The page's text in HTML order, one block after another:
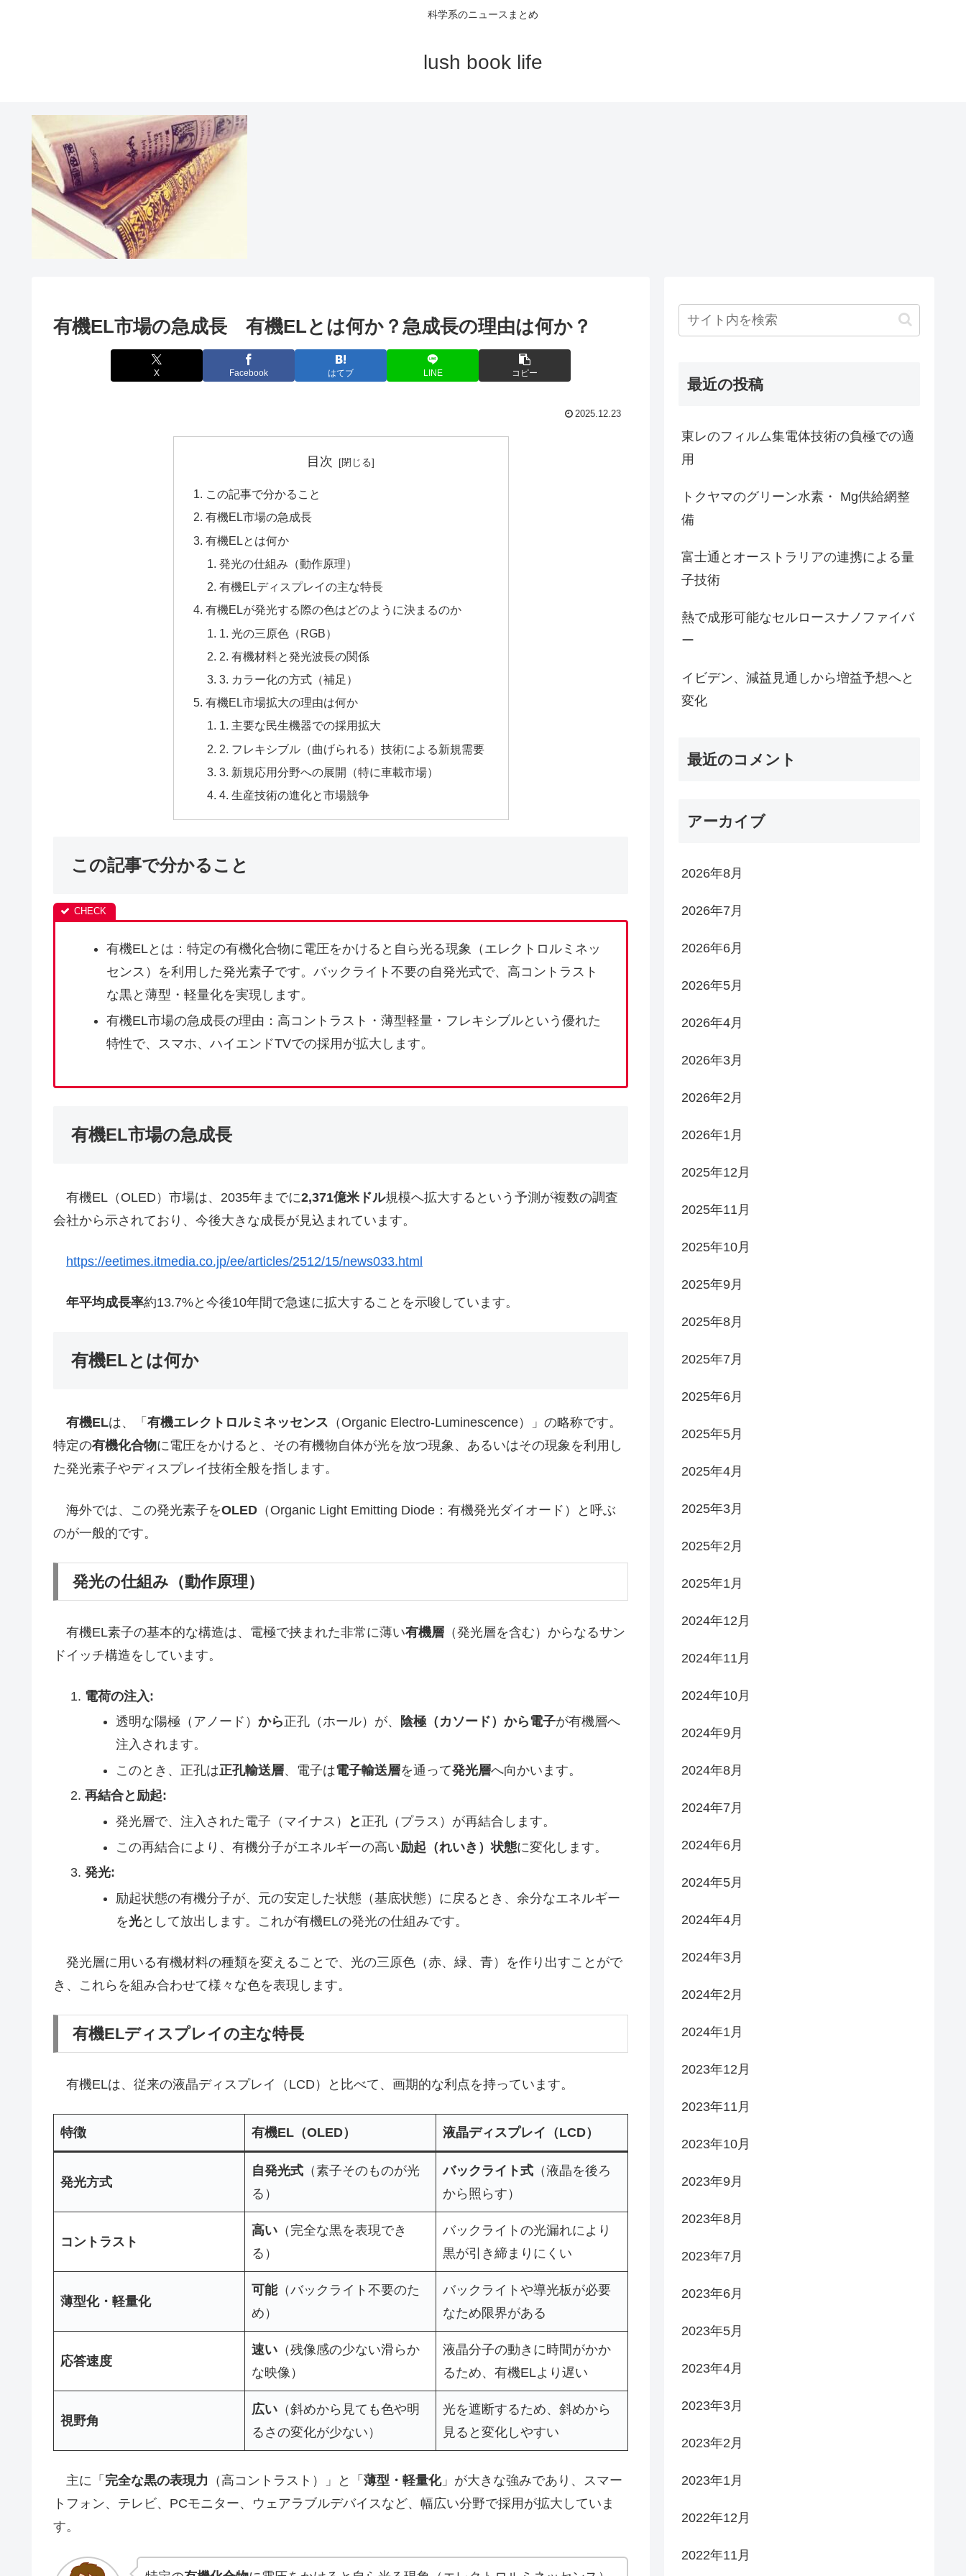
科学系のニュースまとめ
lush book life
有機EL市場の急成長 有機ELとは何か？急成長の理由は何か？
X Facebook はてブ LINE コピー
2025.12.23
目次
この記事で分かること
有機EL市場の急成長
有機ELとは何か
発光の仕組み（動作原理）
有機ELディスプレイの主な特長
有機ELが発光する際の色はどのように決まるのか
1. 光の三原色（RGB）
2. 有機材料と発光波長の関係
3. カラー化の方式（補足）
有機EL市場拡大の理由は何か
1. 主要な民生機器での採用拡大
2. フレキシブル（曲げられる）技術による新規需要
3. 新規応用分野への展開（特に車載市場）
4. 生産技術の進化と市場競争
この記事で分かること
有機ELとは：特定の有機化合物に電圧をかけると自ら光る現象（エレクトロルミネッ
センス）を利用した発光素子です。バックライト不要の自発光式で、高コントラスト
な黒と薄型・軽量化を実現します。
有機EL市場の急成長の理由：高コントラスト・薄型軽量・フレキシブルという優れた
特性で、スマホ、ハイエンドTVでの採用が拡大します。
有機EL市場の急成長
有機EL（OLED）市場は、2035年までに2,371億米ドル規模へ拡大するという予測が複数の調査
会社から示されており、今後大きな成長が見込まれています。
https://eetimes.itmedia.co.jp/ee/articles/2512/15/news033.html
年平均成長率約13.7%と今後10年間で急速に拡大することを示唆しています。
有機ELとは何か
有機ELは、「 有機エレクトロルミネッセンス （Organic Electro-Luminescence）」の略称です。
特定の有機化合物に電圧をかけると、その有機物自体が光を放つ現象、あるいはその現象を利用し
た発光素子やディスプレイ技術全般を指します。
海外では、この発光素子をOLED （Organic Light Emitting Diode：有機発光ダイオード）と呼ぶ
のが一般的です。
発光の仕組み（動作原理）
有機EL素子の基本的な構造は、電極で挟まれた非常に薄い有機層 （発光層を含む）からなるサン
ドイッチ構造をしています。
電荷の注入:
透明な陽極（アノード）から正孔（ホール）が、 陰極（カソード）から電子が有機層へ
注入されます。
このとき、正孔は正孔輸送層、電子は電子輸送層を通って発光層へ向かいます。
再結合と励起:
発光層で、注入された電子（マイナス）
と 正孔（プラス）が再結合します。
この再結合により、有機分子がエネルギーの高い励起（れいき）状態に変化します。
発光:
励起状態の有機分子が、元の安定した状態（基底状態）に戻るとき、余分なエネルギー
を光として放出します。これが有機ELの発光の仕組みです。
発光層に用いる有機材料の種類を変えることで、光の三原色（赤、緑、青）を作り出すことがで
き、これらを組み合わせて様々な色を表現します。
有機ELディスプレイの主な特長
有機ELは、従来の液晶ディスプレイ（LCD）と比べて、画期的な利点を持っています。
特徴 有機EL（OLED） 液晶ディスプレイ（LCD）
発光方式
自発光式 （素子そのものが光
る）
バックライト式 （液晶を後ろ
から照らす）
コントラスト
高い （完全な黒を表現でき
る）
バックライトの光漏れにより
黒が引き締まりにくい
薄型化・軽量化
可能（バックライト不要のた
め）
バックライトや導光板が必要
なため限界がある
応答速度
速い （残像感の少ない滑らか
な映像）
液晶分子の動きに時間がかか
るため、有機ELより遅い
視野角
広い （斜めから見ても色や明
るさの変化が少ない）
光を遮断するため、斜めから
見ると変化しやすい
主に「 完全な黒の表現力 （高コントラスト）」と「 薄型・軽量化」が大きな強みであり、スマー
トフォン、テレビ、PCモニター、ウェアラブルデバイスなど、幅広い分野で採用が拡大していま
す。
最近の投稿
東レのフィルム集電体技術の負極での適
用
トクヤマのグリーン水素・ Mg供給網整
備
富士通とオーストラリアの連携による量
子技術
熱で成形可能なセルロースナノファイバ
ー
イビデン、減益見通しから増益予想へと
変化
最近のコメント
アーカイブ
2026年8月
2026年7月
2026年6月
2026年5月
2026年4月
2026年3月
2026年2月
2026年1月
2025年12月
2025年11月
2025年10月
2025年9月
2025年8月
2025年7月
2025年6月
2025年5月
2025年4月
2025年3月
2025年2月
2025年1月
2024年12月
2024年11月
2024年10月
2024年9月
2024年8月
2024年7月
2024年6月
2024年5月
2024年4月
2024年3月
2024年2月
2024年1月
2023年12月
2023年11月
2023年10月
2023年9月
2023年8月
2023年7月
2023年6月
2023年5月
2023年4月
2023年3月
2023年2月
2023年1月
2022年12月
2022年11月